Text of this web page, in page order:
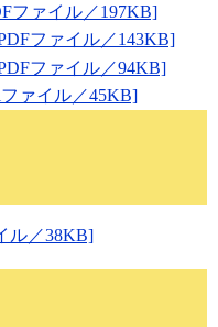
ファイル／197KB]
ファイル／143KB]
ファイル／94KB]
ァイル／45KB]
ル／38KB]